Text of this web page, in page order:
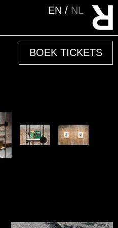
EN NL
BOEK TICKETS